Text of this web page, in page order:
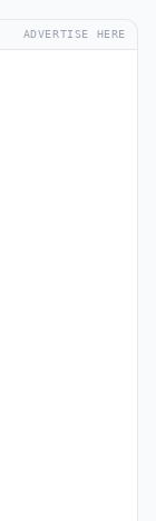
ADVERTISE HERE